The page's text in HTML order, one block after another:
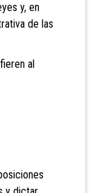
y, en
de las
al